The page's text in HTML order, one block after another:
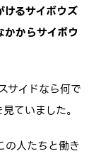
るサイボウズ
からサイボウ
サイドなら何で
ていました。
の人たちと働き